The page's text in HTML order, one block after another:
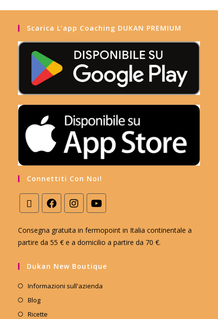
Scarica L’app Coaching DUKAN PREMIUM
Connettiti Con Noi!
Consegna gratuita in fermopoint in Italia continentale a
partire da 55 € e a domicilio a partire da 70 €.
Dukan New Boutique
Informazioni sull'azienda
Blog
Ricette